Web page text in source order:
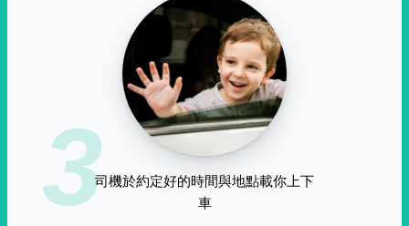
3司機於約定好的時間與地點載你上下
車